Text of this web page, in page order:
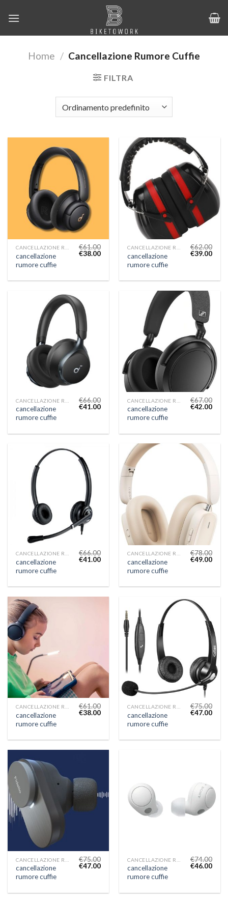
Home / Cancellazione Rumore Cuffie
FILTRA
cancellazione
rumore cuffie
€61.00
€38.00
cancellazione
rumore cuffie
€62.00
€39.00
cancellazione
rumore cuffie
€66.00
€41.00
cancellazione
rumore cuffie
€67.00
€42.00
cancellazione
rumore cuffie
€66.00
€41.00
cancellazione
rumore cuffie
€78.00
€49.00
cancellazione
rumore cuffie
€61.00
€38.00
cancellazione
rumore cuffie
€75.00
€47.00
cancellazione
rumore cuffie
€75.00
€47.00
cancellazione
rumore cuffie
€74.00
€46.00